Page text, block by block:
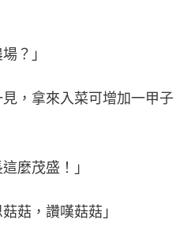
？」
見，拿來入菜可增加一甲子
麼茂盛！」
菇，讚嘆菇菇」